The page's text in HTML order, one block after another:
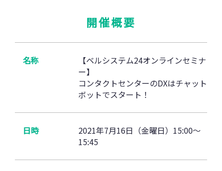
開催概要
名称
【ベルシステム24オンラインセミナ
ー】
コンタクトセンターのDXはチャット
ボットでスタート！
日時
2021年7月16日（金曜日）15:00～
15:45